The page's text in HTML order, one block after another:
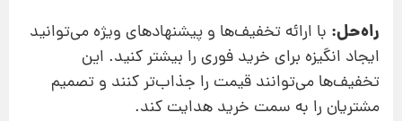
راه‌حل: با ارائه تخفیف‌ها و پیشنهادهای ویژه می‌توانید
ایجاد انگیزه برای خرید فوری را بیشتر کنید. این
تخفیف‌ها می‌توانند قیمت را جذاب‌تر کنند و تصمیم
مشتریان را به سمت خرید هدایت کند.